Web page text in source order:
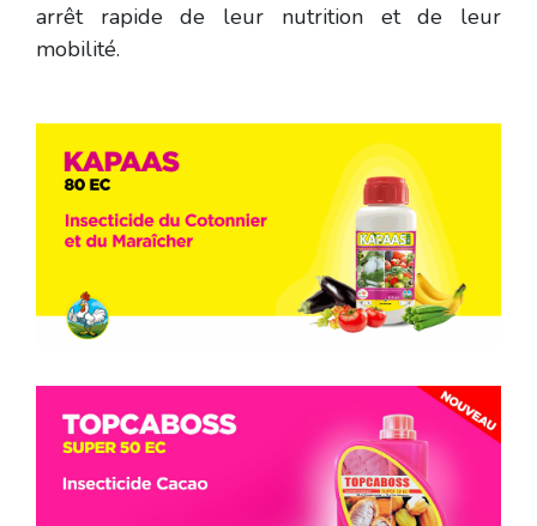
arrêt rapide de leur nutrition et de leur
mobilité.